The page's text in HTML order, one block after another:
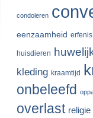
condoleren
eenzaamheid erfenis
huisdieren
kleding kraamtijd
onbeleefd
overlast religie